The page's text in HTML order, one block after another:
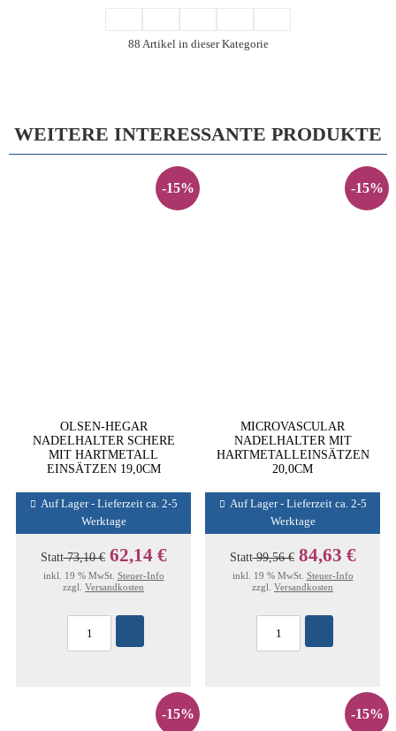
88 Artikel in dieser Kategorie
WEITERE INTERESSANTE PRODUKTE
-15%
OLSEN-HEGAR
NADELHALTER SCHERE
MIT HARTMETALL
EINSÄTZEN 19,0CM
Auf Lager - Lieferzeit ca. 2-5
Werktage
Statt73,10 € 62,14 €
inkl. 19 % MwSt. Steuer-Info
zzgl. Versandkosten
-15%
MICROVASCULAR
NADELHALTER MIT
HARTMETALLEINSÄTZEN
20,0CM
Auf Lager - Lieferzeit ca. 2-5
Werktage
Statt99,56 € 84,63 €
inkl. 19 % MwSt. Steuer-Info
zzgl. Versandkosten
-15% -15%